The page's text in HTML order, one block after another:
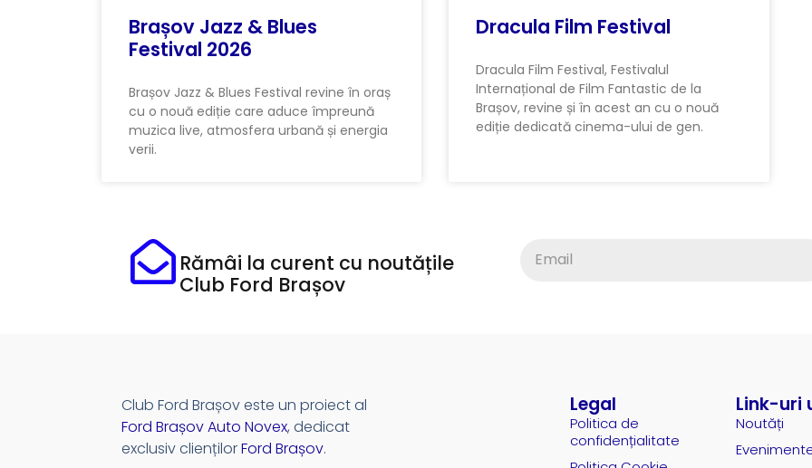
Brașov Jazz & Blues
Festival 2026
Brașov Jazz & Blues Festival revine în oraș
cu o nouă ediție care aduce împreună
muzica live, atmosfera urbană și energia
verii.
Dracula Film Festival
Dracula Film Festival, Festivalul
Internațional de Film Fantastic de la
Brașov, revine și în acest an cu o nouă
ediție dedicată cinema-ului de gen.
Rămâi la curent cu noutățile
Club Ford Brașov
Club Ford Brașov este un proiect al
Ford Brașov Auto Novex, dedicat
exclusiv cliențilorFord Brașov.
Legal
Politica de
confidențialitate
Link-uri
Noutăți